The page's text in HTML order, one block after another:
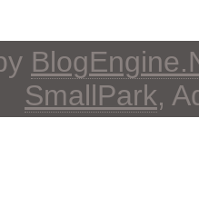
SmallPark,